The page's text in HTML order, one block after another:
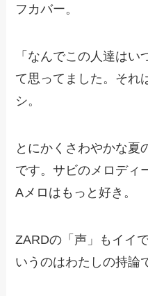
フカバー。
「なんでこの人達は
て思ってました。それ
シ。
とにかくさわやかな夏
です。サビのメロディ
Aメロはもっと好き。
ZARDの「声」もイイ
いうのはわたしの持論